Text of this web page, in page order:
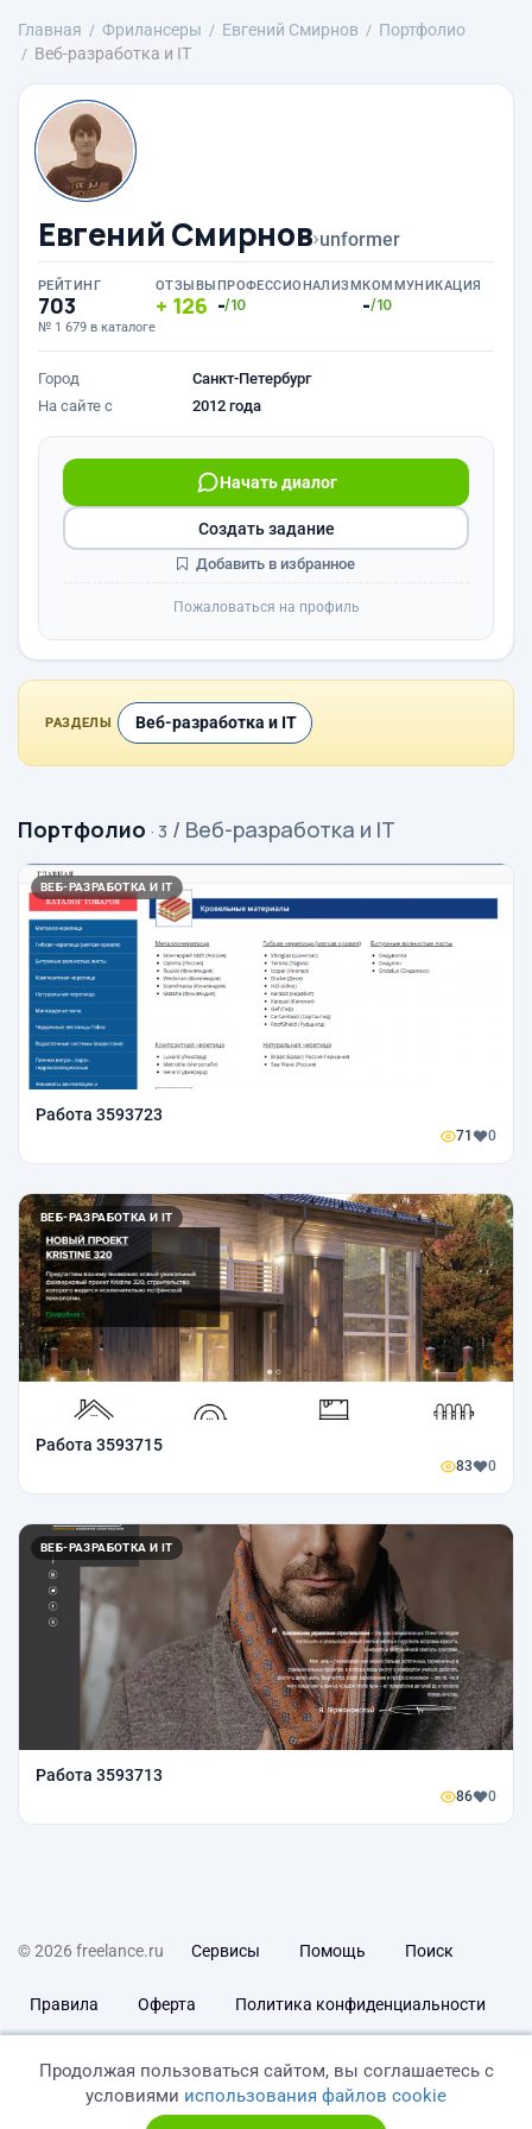
Главная Фрилансеры Евгений Смирнов
Портфолио
Веб-разработка и IT
Евгений Смирнов›unformer
РЕЙТИНГ
703
№ 1 679 в каталоге
ОТЗЫВЫ
126
ПРОФЕССИОНАЛИЗМ
-/10
КОММУНИКАЦИЯ
-/10
Город
Санкт-Петербург
На сайте с
2012 года
Начать диалог
Создать задание
Добавить в избранное
Пожаловаться на профиль
РАЗДЕЛЫ Веб-разработка и IT
Портфолио · 3 / Веб-разработка и IT
ВЕБ-РАЗРАБОТКА И IT
Работа 3593723
71 0
ВЕБ-РАЗРАБОТКА И IT
Работа 3593715
83 0
ВЕБ-РАЗРАБОТКА И IT
Работа 3593713
86 0
© 2026 freelance.ru Сервисы Помощь Поиск
Правила Оферта Политика конфиденциальности
Продолжая пользоваться сайтом, вы соглашаетесь с
условиями использования файлов cookie